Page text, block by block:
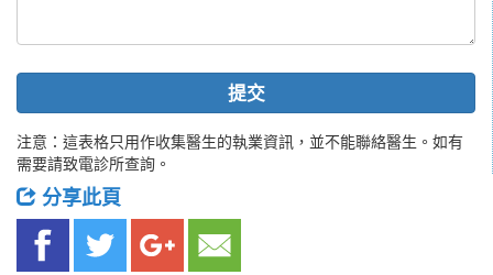
提交
注意：這表格只用作收集醫生的執業資訊，並不能聯絡醫生。如有
需要請致電診所查詢。
分享此頁